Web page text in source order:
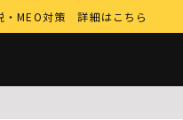
MEO対策 詳細はこちら